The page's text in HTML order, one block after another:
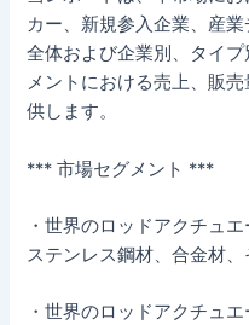
カー、新規参入企業、産
全体および企業別、タイ
メントにおける売上、販
供します。
*** 市場セグメント ***
・世界のロッドアクチュ
ステンレス鋼材、合金材、
・世界のロッドアクチュ